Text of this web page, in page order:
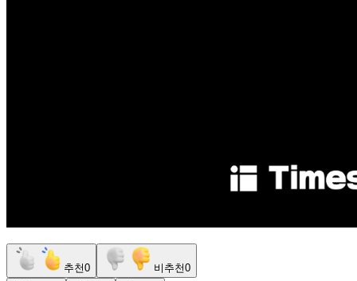
추천0 비추천0